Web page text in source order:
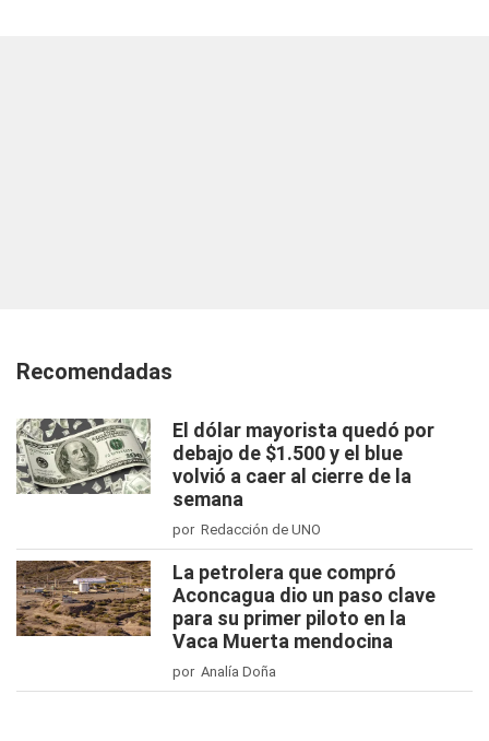
Recomendadas
El dólar mayorista quedó por
debajo de $1.500 y el blue
volvió a caer al cierre de la
semana
por Redacción de UNO
La petrolera que compró
Aconcagua dio un paso clave
para su primer piloto en la
Vaca Muerta mendocina
por Analía Doña